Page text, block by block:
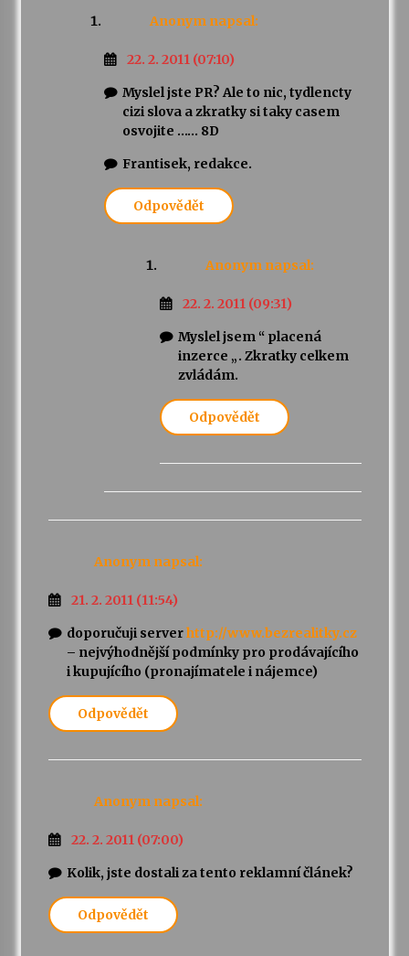
Anonym napsal:
22. 2. 2011 (07:10)
Myslel jste PR? Ale to nic, tydlencty
cizi slova a zkratky si taky casem
osvojite …… 8D
Frantisek, redakce.
Odpovědět
Anonym napsal:
22. 2. 2011 (09:31)
Myslel jsem “ placená
inzerce „. Zkratky celkem
zvládám.
Odpovědět
Anonym napsal:
21. 2. 2011 (11:54)
doporučuji serverhttp://www.bezrealitky.cz
– nejvýhodnější podmínky pro prodávajícího
i kupujícího (pronajímatele i nájemce)
Odpovědět
Anonym napsal:
22. 2. 2011 (07:00)
Kolik, jste dostali za tento reklamní článek?
Odpovědět